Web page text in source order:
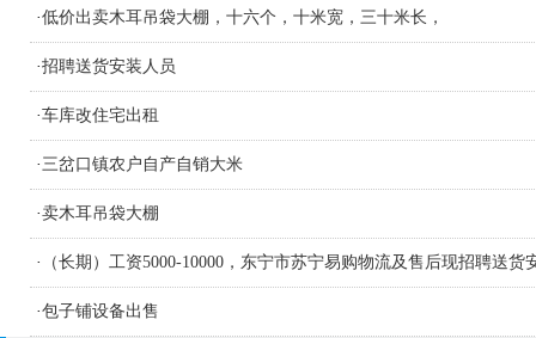
·低价出卖木耳吊袋大棚，十六个，十米宽，三十米长，
·招聘送货安装人员
·车库改住宅出租
·三岔口镇农户自产自销大米
·卖木耳吊袋大棚
·
（长期）工资5000-10000，东宁市苏宁易购物流及售后现招聘送货
人员及学徒若干名
·包子铺设备出售